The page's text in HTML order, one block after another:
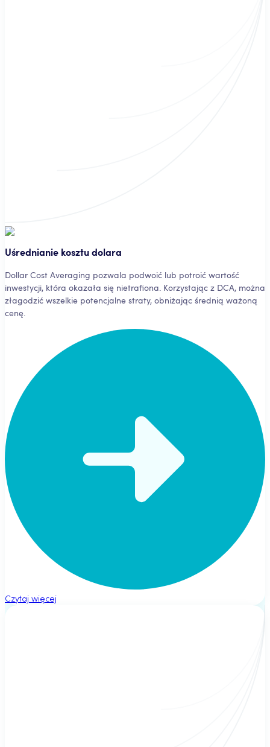
Uśrednianie kosztu dolara
Dollar Cost Averaging pozwala podwoić lub potroić wartość
inwestycji, która okazała się nietrafiona. Korzystając z DCA, można
złagodzić wszelkie potencjalne straty, obniżając średnią ważoną
cenę.
Czytaj więcej